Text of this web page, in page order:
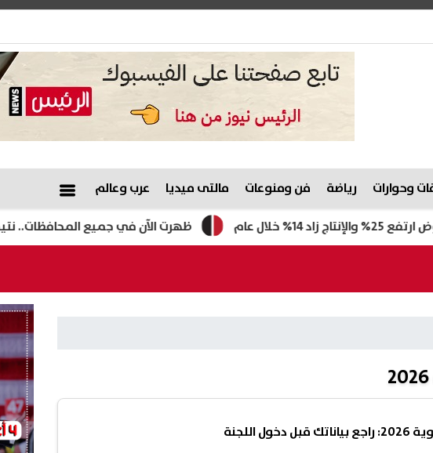
وحوارات رياضة فن ومنوعات مالتى ميديا عرب وعالم
ظهرت الآن في جميع المحافظات.. نتيجة الصف
اللجنة